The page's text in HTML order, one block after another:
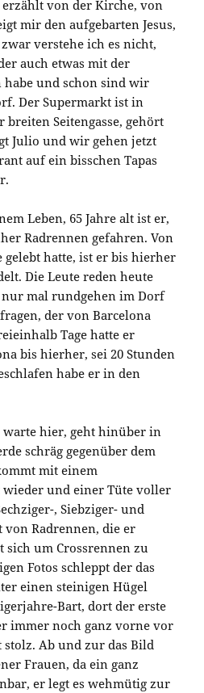
von der Kirche, von
mir den aufgebarten Jesus,
verstehe ich es nicht,
auch etwas mit der
und schon sind wir
Der Supermarkt ist in
Seitengasse, gehört
Julio und wir gehen jetzt
auf ein bisschen Tapas
Leben, 65 Jahre alt ist er,
Radrennen gefahren. Von
gelebt hatte, ist er bis hierher
Die Leute reden heute
mal rundgehen im Dorf
der von Barcelona
Tage hatte er
bis hierher, sei 20 Stunden
habe er in den
hier, geht hinüber in
schräg gegenüber dem
mit einem
wieder und einer Tüte voller
, Siebziger- und
Radrennen, die er
sich um Crossrennen zu
Fotos schleppt der das
einen steinigen Hügel
Bart, dort der erste
immer noch ganz vorne vor
Ab und zur das Bild
Frauen, da ein ganz
er legt es wehmütig zur